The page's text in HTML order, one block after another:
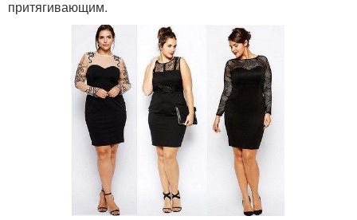
притягивающим.